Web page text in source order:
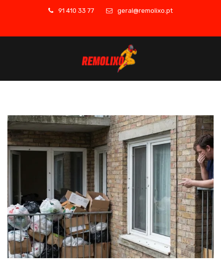
91 410 33 77 geral@remolixo.pt